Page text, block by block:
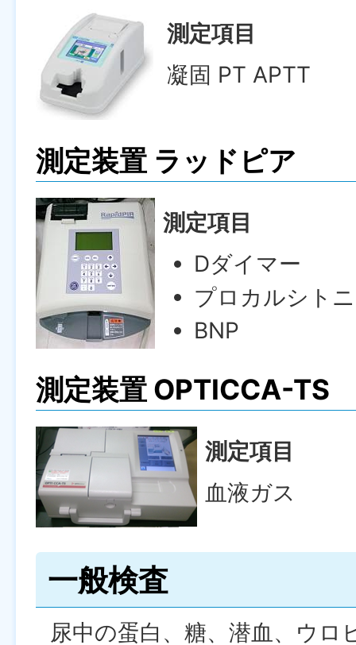
測定項目
凝固 PT APTT
測定装置 ラッドピア
測定項目
Dダイマー
プロカルシト
BNP
測定装置 OPTICCA-TS
測定項目
血液ガス
一般検査
尿中の蛋白、糖、潜血、ウロ